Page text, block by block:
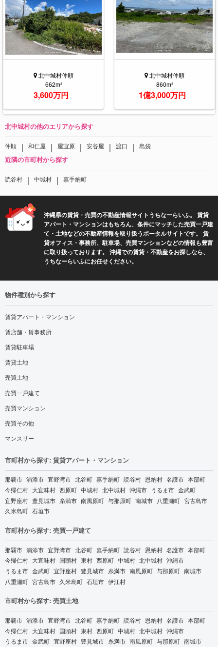
北中城村仲順
662m²
3,600万円
北中城村仲順
860m²
1億3,000万円
北中城村の他のエリアから探す
仲順 ｜ 和仁屋 ｜ 屋宜原 ｜ 安谷屋 ｜ 渡口 ｜ 島袋
近隣の市町村から探す
読谷村 ｜ 中城村 ｜ 嘉手納町
沖縄県の賃貸・売買の不動産情報サイトうちなーらいふ。 賃貸
アパート・マンションはもちろん、条件にマッチした売買一戸建
て・土地などの不動産情報を取り扱うポータルサイトです。 賃
貸オフィス・事務所、駐車場、売買マンションなどの情報も豊富
に取り扱っております。 沖縄での賃貸・不動産をお探しなら、
うちなーらいふにお任せください。
物件種別から探す
賃貸アパート・マンション
賃店舗・賃事務所
賃貸駐車場
賃貸土地
売買土地
売買一戸建て
売買マンション
売買その他
マンスリー
市町村から探す: 賃貸アパート・マンション
那覇市 浦添市 宜野湾市 北谷町 嘉手納町 読谷村 恩納村 名護市 本部町
今帰仁村 大宜味村 西原町 中城村 北中城村 沖縄市 うるま市 金武町
宜野座村 豊見城市 糸満市 南風原町 与那原町 南城市 八重瀬町 宮古島市
久米島町 石垣市
市町村から探す: 売買一戸建て
那覇市 浦添市 宜野湾市 北谷町 嘉手納町 読谷村 恩納村 名護市 本部町
今帰仁村 大宜味村 国頭村 東村 西原町 中城村 北中城村 沖縄市
うるま市 金武町 宜野座村 豊見城市 糸満市 南風原町 与那原町 南城市
八重瀬町 宮古島市 久米島町 石垣市 伊江村
市町村から探す: 売買土地
那覇市 浦添市 宜野湾市 北谷町 嘉手納町 読谷村 恩納村 名護市 本部町
今帰仁村 大宜味村 国頭村 東村 西原町 中城村 北中城村 沖縄市
うるま市 金武町 宜野座村 豊見城市 糸満市 南風原町 与那原町 南城市